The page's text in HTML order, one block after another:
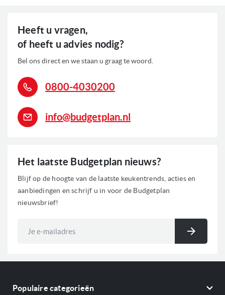
Kenmerken ovens
Grill functie
Pizza functie
Voorraad 0
Het laatste Budgetplan nieuws?
Blijf op de hoogte van de laatste keukentrends, acties en
aanbiedingen en schrijf u in voor de Budgetplan
nieuwsbrief!
Heeft u vragen,
of heeft u advies nodig?
Bel ons direct en we staan u graag te woord.
0800-4030200
info@budgetplan.nl
Populaire categorieën